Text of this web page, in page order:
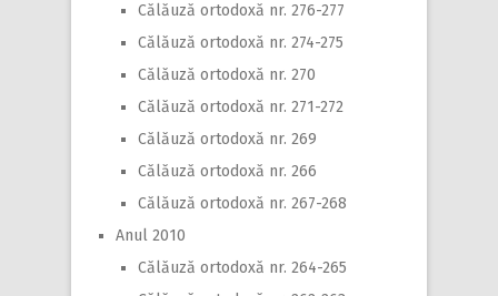
Călăuză ortodoxă nr. 276-277
Călăuză ortodoxă nr. 274-275
Călăuză ortodoxă nr. 270
Călăuză ortodoxă nr. 271-272
Călăuză ortodoxă nr. 269
Călăuză ortodoxă nr. 266
Călăuză ortodoxă nr. 267-268
Anul 2010
Călăuză ortodoxă nr. 264-265